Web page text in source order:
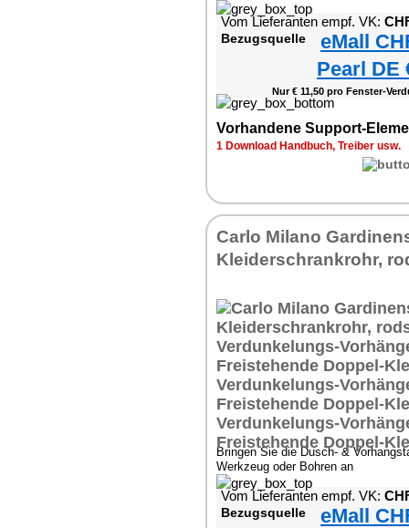
Vom Lieferanten empf. VK:
Bezugsquelle
eMall
Pearl DE
Nur € 11,50 pro Fenster-
Vorhandene Support-
1 Download Handbuch, Treiber usw.
Carlo Milano
Kleiderschrankrohr,
Bringen Sie die Dusch- &
Werkzeug oder Bohren an
Vom Lieferanten empf. VK:
Bezugsquelle
eMall